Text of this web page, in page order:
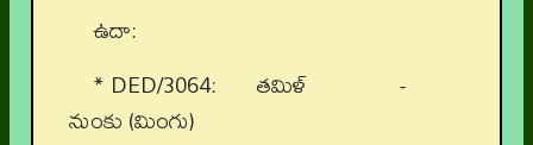
ఉదా:
* DED/3064: తమిళ్ -
నుంకు (మింగు)